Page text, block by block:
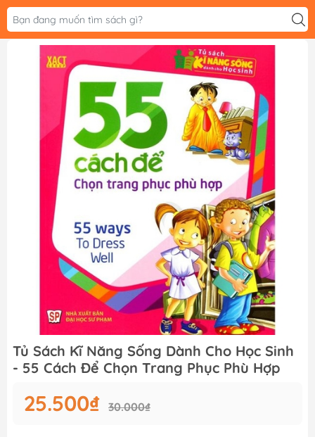
Tủ Sách Kĩ Năng Sống Dành Cho Học Sinh
- 55 Cách Để Chọn Trang Phục Phù Hợp
25.500₫ 30.000₫